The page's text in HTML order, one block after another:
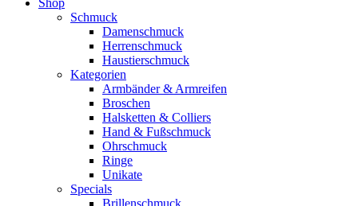
Schmuck
Damenschmuck
Herrenschmuck
Haustierschmuck
Kategorien
Armbänder & Armreifen
Broschen
Halsketten & Colliers
Hand & Fußschmuck
Ohrschmuck
Ringe
Unikate
Specials
Brillenschmuck